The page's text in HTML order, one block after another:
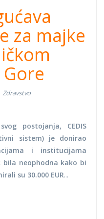
za majke
Zdravstvo
postojanja, CEDIS
sistem) je donirao
i institucijama
neophodna kako bi
su 30.000 EUR...